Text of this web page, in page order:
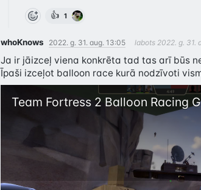
👍 1
whoKnows 2022. g. 31. aug. 13:05 labots 2022. g. 31.
Ja ir jāizceļ viena konkrēta tad tas arī būs
Īpaši izceļot balloon race kurā nodzīvoti
Team Fortress 2 Balloon Racing